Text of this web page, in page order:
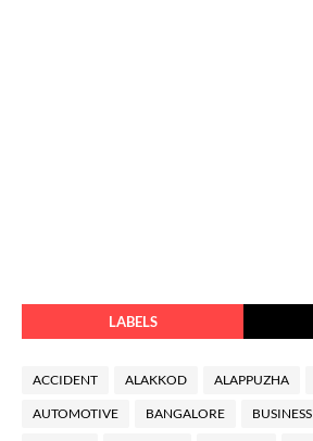
LABELS
ACCIDENT ALAKKOD ALAPPUZHA
AUTOMOTIVE BANGALORE BUSINESS